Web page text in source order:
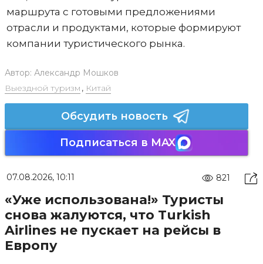
маршрута с готовыми предложениями
отрасли и продуктами, которые формируют
компании туристического рынка.
Автор: Александр Мошков
Выездной туризм , Китай
Обсудить новость
Подписаться в MAX
07.08.2026, 10:11 821
«Уже использована!» Туристы
снова жалуются, что Turkish
Airlines не пускает на рейсы в
Европу